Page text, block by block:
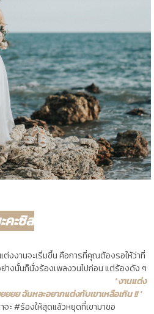
คะซิส
งานจะเริ่มขึ้น คือการที่คุณต้องรอให้ว่าที่
ย่างนั้นก็นั่งร้องเพลงวนไปก่อน แต่ร้องดัง ๆ
ะคะ ' งานแต่ง
ยย ฉันหละอยากแต่งกับเขาเหลือเกิน !! '
าจะ #ร้องให้สุดแล้วหยุดที่เขามาขอ